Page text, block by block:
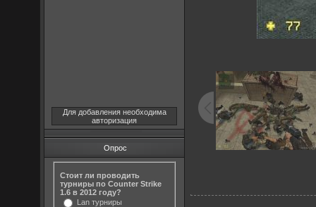
Для добавления необходима
авторизация
Опрос
Стоит ли проводить
турниры по Counter Strike
1.6 в 2012 году?
Lan турниры